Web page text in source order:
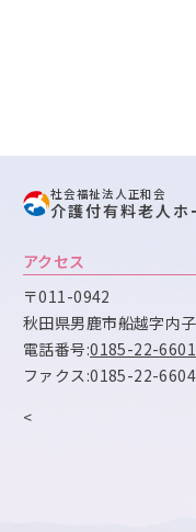
社会福祉法人正和会
介護付有料老人
アクセス
〒011-0942
秋田県男鹿市船越字内
電話番号:0185-22-6601
ファクス:0185-22-6604
<